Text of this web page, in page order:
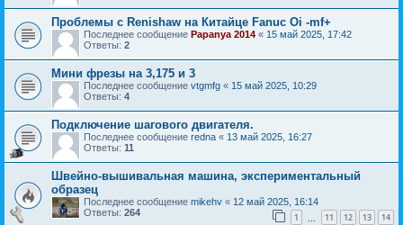
Проблемы с Renishaw на Китайце Fanuc Oi -mf+
Последнее сообщение Papanya 2014 « 15 май 2025, 17:42
Ответы: 2
Мини фрезы на 3,175 и 3
Последнее сообщение vtgmfg « 15 май 2025, 10:29
Ответы: 4
Подключение шагового двигателя.
Последнее сообщение redna « 13 май 2025, 16:27
Ответы: 11
Швейно-вышивальная машина, экспериментальный
образец
Последнее сообщение mikehv « 12 май 2025, 16:14
Ответы: 264 1 11 12 13 14